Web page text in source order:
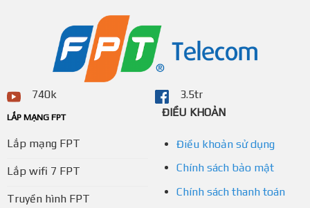
740k 3.5tr
LẮP MẠNG FPT
Lắp mạng FPT
Lắp wifi 7 FPT
Truyền hình FPT
ĐIỀU KHOẢN
Điều khoản sử dụng
Chính sách bảo mật
Chính sách thanh toán